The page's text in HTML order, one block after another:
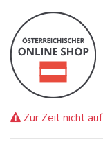
Zur Zeit nicht